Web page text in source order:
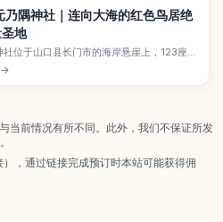
乃隅神社｜连向大海的红色鸟居绝
地
社位于山口县长门市的海岸悬崖上，123座红
路延伸向日本海，与蓝天碧海构成震撼的绝
评为“日本最美景点”之一。文章将介绍神
→
当前情况有所不同。此外，我们不保证所发
，通过链接完成预订时本站可能获得佣